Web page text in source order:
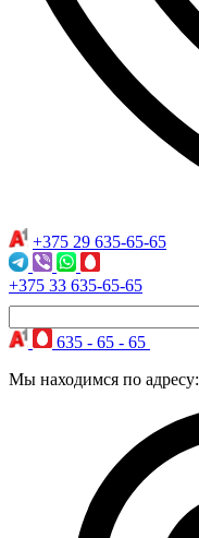
+375 29 635-65-65
+375 33 635-65-65
635 - 65 - 65
Мы находимся по адресу: